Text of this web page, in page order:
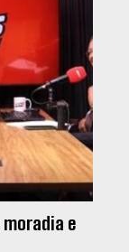
moradia e